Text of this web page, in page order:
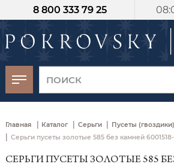
8 800 333 79 25
Главная | Каталог | Серьги | Пусеты (гвоздики)
| Серьги пусеты золотые 585 без камней
СЕРЬГИ ПУСЕТЫ ЗОЛОТЫЕ 585
-30%
от 15 дней с
момента оплаты